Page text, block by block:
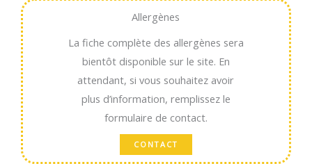
Allergènes
La fiche complète des allergènes sera
bientôt disponible sur le site. En
attendant, si vous souhaitez avoir
plus d’information, remplissez le
formulaire de contact.
CONTACT